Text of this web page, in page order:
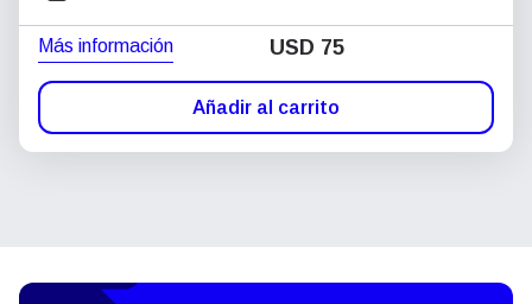
Más información USD 75
Añadir al carrito